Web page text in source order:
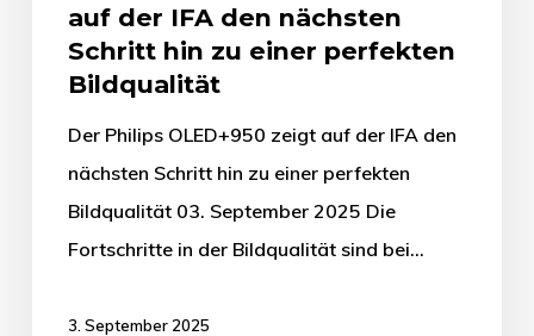
auf der IFA den nächsten
Schritt hin zu einer perfekten
Bildqualität
Der Philips OLED+950 zeigt auf der IFA den
nächsten Schritt hin zu einer perfekten
Bildqualität 03. September 2025 Die
Fortschritte in der Bildqualität sind bei…
3. September 2025